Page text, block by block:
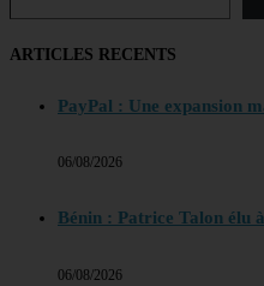
ARTICLES RECENTS
PayPal : Une expansion
06/08/2026
Bénin : Patrice Talon élu
06/08/2026